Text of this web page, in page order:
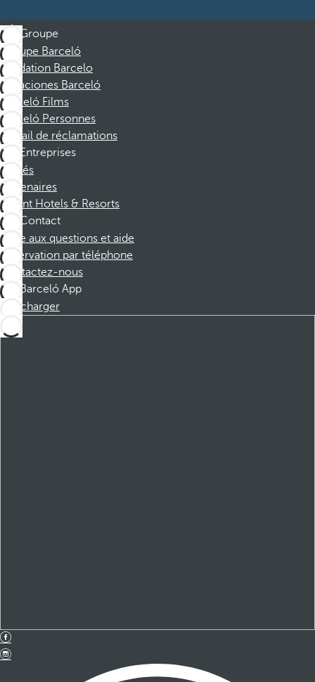
Groupe
Groupe Barceló
Fondation Barcelo
Vacaciones Barceló
Barceló Films
Barceló Personnes
Portail de réclamations
Entreprises
Affiliés
Partenaires
Dorint Hotels & Resorts
Contact
Foire aux questions et aide
Réservation par téléphone
Contactez-nous
Barceló App
Télécharger